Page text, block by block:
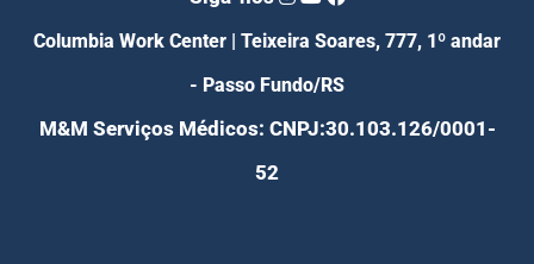
Columbia Work Center | Teixeira Soares, 777, 1º andar
- Passo Fundo/RS
M&M Serviços Médicos: CNPJ:30.103.126/0001-
52